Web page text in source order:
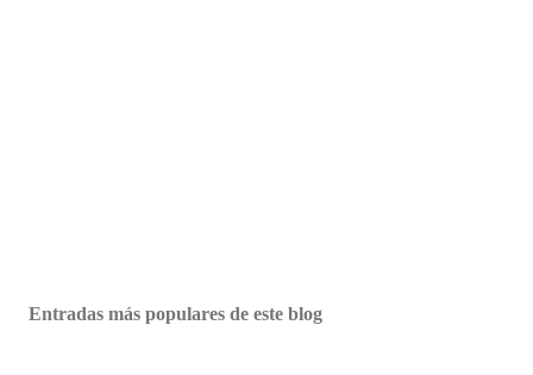
Entradas más populares de este blog